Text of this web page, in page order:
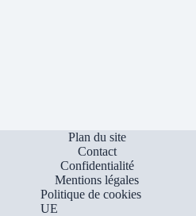
Plan du site
Contact
Confidentialité
Mentions légales
Politique de cookies
UE